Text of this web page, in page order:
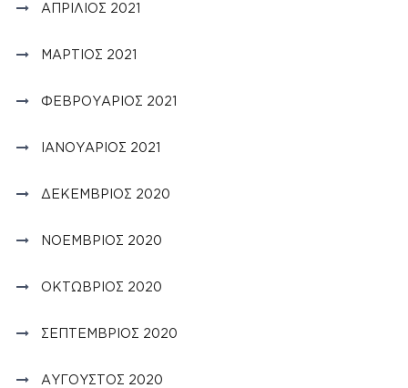
ΑΠΡΊΛΙΟΣ 2021
ΜΆΡΤΙΟΣ 2021
ΦΕΒΡΟΥΆΡΙΟΣ 2021
ΙΑΝΟΥΆΡΙΟΣ 2021
ΔΕΚΈΜΒΡΙΟΣ 2020
ΝΟΈΜΒΡΙΟΣ 2020
ΟΚΤΏΒΡΙΟΣ 2020
ΣΕΠΤΈΜΒΡΙΟΣ 2020
ΑΎΓΟΥΣΤΟΣ 2020